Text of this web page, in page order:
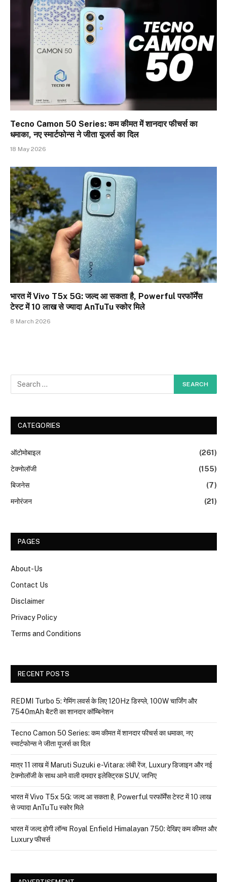
Tecno Camon 50 Series: कम कीमत में शानदार फीचर्स का
धमाका, नए स्मार्टफोन्स ने जीता यूजर्स का दिल
18 May 2026
भारत में Vivo T5x 5G: जल्द आ सकता है, Powerful परफॉर्मेंस
टेस्ट में 10 लाख से ज्यादा AnTuTu स्कोर मिले
8 March 2026
CATEGORIES
ऑटोमोबाइल
(261)
टेक्नोलॉजी
(155)
बिजनेस
(7)
मनोरंजन
(21)
PAGES
About-Us
Contact Us
Disclaimer
Privacy Policy
Terms and Conditions
RECENT POSTS
REDMI Turbo 5: गेमिंग लवर्स के लिए 120Hz डिस्प्ले, 100W चार्जिंग और
7540mAh बैटरी का शानदार कॉम्बिनेशन
Tecno Camon 50 Series: कम कीमत में शानदार फीचर्स का धमाका, नए
स्मार्टफोन्स ने जीता यूजर्स का दिल
मात्र ₹11 लाख में Maruti Suzuki e-Vitara: लंबी रेंज, Luxury डिजाइन और नई
टेक्नोलॉजी के साथ आने वाली दमदार इलेक्ट्रिक SUV, जानिए
भारत में Vivo T5x 5G: जल्द आ सकता है, Powerful परफॉर्मेंस टेस्ट में 10 लाख
से ज्यादा AnTuTu स्कोर मिले
भारत में जल्द होगी लॉन्च Royal Enfield Himalayan 750: देखिए कम कीमत और
Luxury फीचर्स